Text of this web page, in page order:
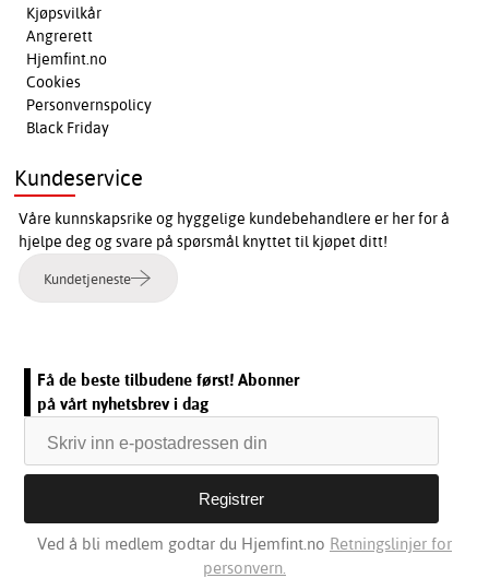
Kjøpsvilkår
Angrerett
Hjemfint.no
Cookies
Personvernspolicy
Black Friday
Kundeservice
Våre kunnskapsrike og hyggelige kundebehandlere er her for å
hjelpe deg og svare på spørsmål knyttet til kjøpet ditt!
Kundetjeneste
Få de beste tilbudene først! Abonner
på vårt nyhetsbrev i dag
Ved å bli medlem godtar du Hjemfint.no Retningslinjer for
personvern.